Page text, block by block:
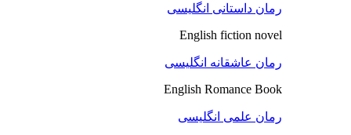
رمان داستانی انگلیسی
English fiction novel
رمان عاشقانه انگلیسی
English Romance Book
رمان علمی انگلیسی